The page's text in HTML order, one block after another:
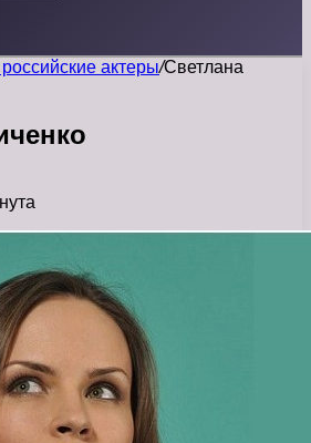
актеры/Светлана